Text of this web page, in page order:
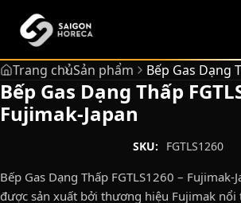
chính
Trang chủSản phẩm Bếp Gas Dạng
Bếp Gas Dạng Thấp
Fujimak-Japan
SKU: FGTLS1260
Bếp Gas Dạng Thấp FGTLS1260 – Fujimak-
được sản xuất bởi thương hiệu Fujimak nổi